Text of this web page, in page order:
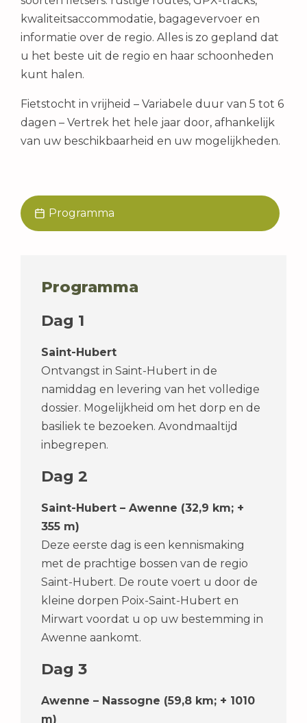
kwaliteitsaccommodatie, bagagevervoer en
informatie over de regio. Alles is zo gepland dat
u het beste uit de regio en haar schoonheden
kunt halen.
Fietstocht in vrijheid – Variabele duur van 5 tot 6
dagen – Vertrek het hele jaar door, afhankelijk
van uw beschikbaarheid en uw mogelijkheden.
Programma
Programma
Dag 1
Saint-Hubert
Ontvangst in Saint-Hubert in de
namiddag en levering van het volledige
dossier. Mogelijkheid om het dorp en de
basiliek te bezoeken. Avondmaaltijd
inbegrepen.
Dag 2
Saint-Hubert – Awenne (32,9 km; +
355 m)
Deze eerste dag is een kennismaking
met de prachtige bossen van de regio
Saint-Hubert. De route voert u door de
kleine dorpen Poix-Saint-Hubert en
Mirwart voordat u op uw bestemming in
Awenne aankomt.
Dag 3
Awenne – Nassogne (59,8 km; + 1010
m)